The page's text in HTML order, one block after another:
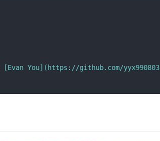
[Evan You]( https://github.com/yyx990803